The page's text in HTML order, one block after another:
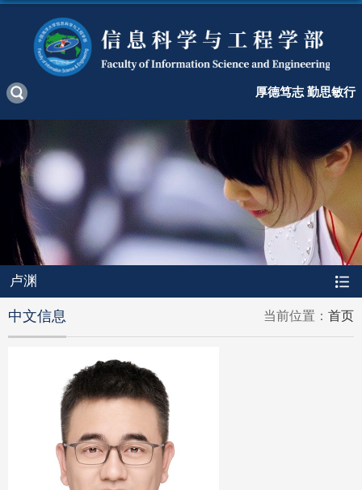
厚德笃志 勤思敏行
卢渊
当前位置： 首页
中文信息